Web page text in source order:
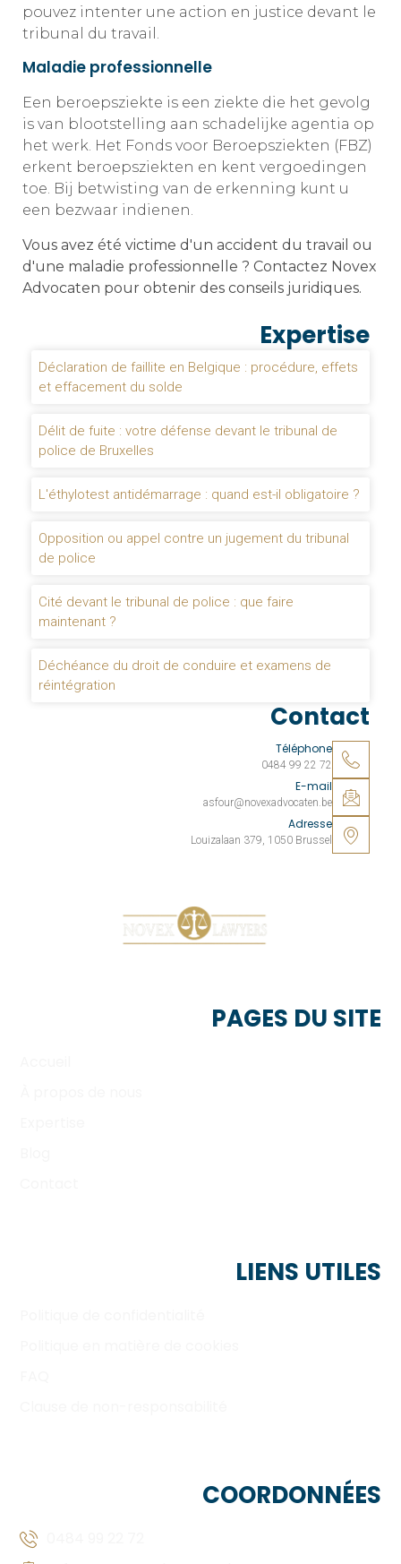
pouvez intenter une action en justice devant le
tribunal du travail.
Maladie professionnelle
Een beroepsziekte is een ziekte die het gevolg
is van blootstelling aan schadelijke agentia op
het werk. Het Fonds voor Beroepsziekten (FBZ)
erkent beroepsziekten en kent vergoedingen
toe. Bij betwisting van de erkenning kunt u
een bezwaar indienen.
Vous avez été victime d'un accident du travail ou
d'une maladie professionnelle ? Contactez Novex
Advocaten pour obtenir des conseils juridiques.
Expertise
Déclaration de faillite en Belgique : procédure, effets
et effacement du solde
Délit de fuite : votre défense devant le tribunal de
police de Bruxelles
L'éthylotest antidémarrage : quand est-il obligatoire ?
Opposition ou appel contre un jugement du tribunal
de police
Cité devant le tribunal de police : que faire
maintenant ?
Déchéance du droit de conduire et examens de
réintégration
Contact
Téléphone
0484 99 22 72
E-mail
asfour@novexadvocaten.be
Adresse
Louizalaan 379, 1050 Brussel
PAGES DU SITE
LIENS UTILES
COORDONNÉES